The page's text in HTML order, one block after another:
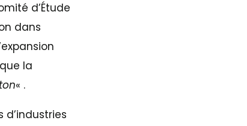
d’Étude
dans
la
« .